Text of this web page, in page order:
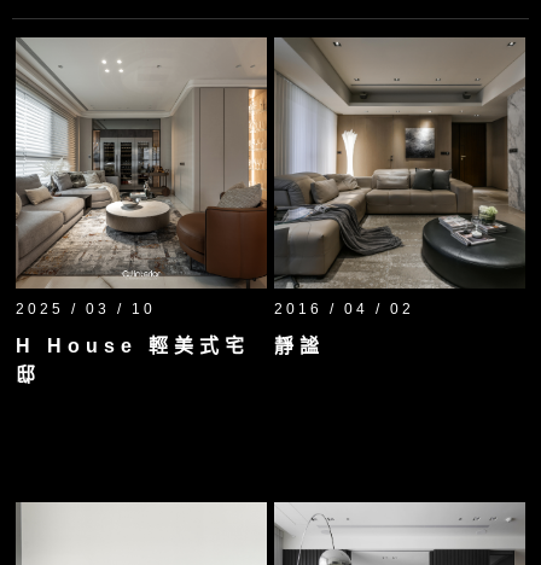
2025 / 03 / 10
H House 輕美式宅
邸
2016 / 04 / 02
靜謐